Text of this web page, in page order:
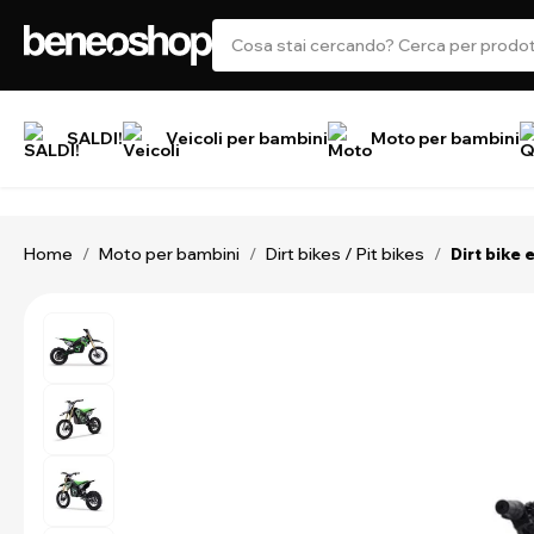
SALDI! Veicoli per bambini Moto per bambini
Home / Moto per bambini / Dirt bikes / Pit bikes / Dirt bike